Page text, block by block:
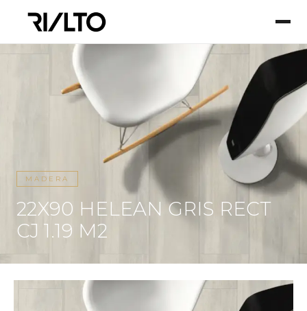
MADERA
22X90 HELEAN GRIS RECT
CJ 1.19 M2